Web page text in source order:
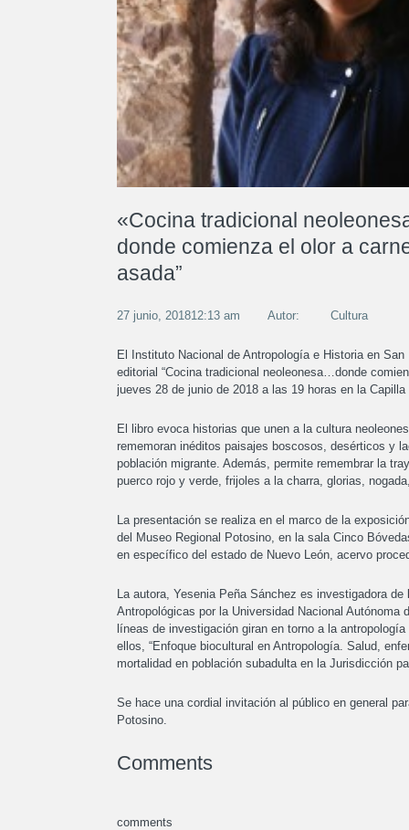
«Cocina tradicional
donde comienza el olor a
asada”
27 junio, 201812:13 am Autor: Cultura
El Instituto Nacional de Antropología e Historia en
editorial “Cocina tradicional neoleonesa…donde
jueves 28 de junio de 2018 a las 19 horas en la
El libro evoca historias que unen a la cultura
rememoran inéditos paisajes boscosos, desérticos y
población migrante. Además, permite remembrar la
puerco rojo y verde, frijoles a la charra, glorias,
La presentación se realiza en el marco de la
del Museo Regional Potosino, en la sala Cinco
en específico del estado de Nuevo León, acervo
La autora, Yesenia Peña Sánchez es investigadora
Antropológicas por la Universidad Nacional
líneas de investigación giran en torno a la
ellos, “Enfoque biocultural en Antropología. Salud,
mortalidad en población subadulta en la Jurisdicción
Se hace una cordial invitación al público en general
Potosino.
Comments
comments